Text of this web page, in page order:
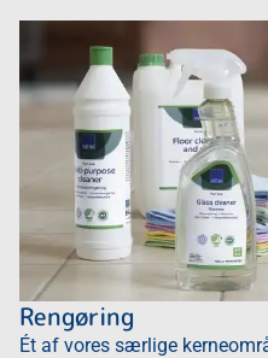
Rengøring
Ét af vores særlige